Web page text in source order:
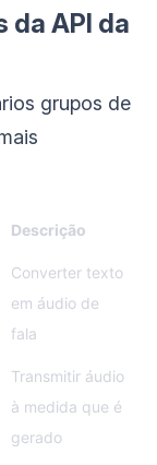
da API da
grupos de
Descrição
Converter texto
em áudio de
fala
Transmitir áudio
à medida que é
gerado